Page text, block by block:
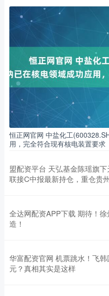
恒正网官网 中盐化工
用，完全符合现有核电装置要求
盟配资平台 天弘基金陈瑶旗
联接C中报最新持仓，重仓贵
全达网配资APP下载 期待！
造！
华富配资官网 机票跳水！飞
元？真相其实是这样